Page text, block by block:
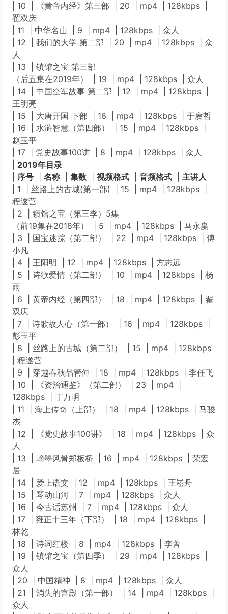
| 10 | 《黄帝内经》第三部 | 20 | mp4 | 128kbps |
翟双庆
| 11 | 中华名山 | 9 | mp4 | 128kbps | 众人
| 12 | 我们的大学 第二部 | 20 | mp4 | 128kbps | 众
人
| 13 | 镇馆之宝 第三部
（后五集在2019年） | 19 | mp4 | 128kbps | 众人
| 14 | 中国空军故事 第二部 | 12 | mp4 | 128kbps |
王明亮
| 15 | 大唐开国 下部 | 16 | mp4 | 128kbps | 于赓哲
| 16 | 水浒智慧（第四部） | 15 | mp4 | 128kbps |
赵玉平
| 17 | 党史故事100讲 | 8 | mp4 | 128kbps | 众人
2019年目录
序号 名称 集数 视频格式 音频格式
主讲人
| 1 | 丝路上的古城(第一部) | 15 | mp4 | 128kbps |
程遂营
| 2 | 镇馆之宝（第三季）5集
（前19集在2018年） | 5 | mp4 | 128kbps | 马永赢
| 3 | 国宝迷踪（第二部） | 22 | mp4 | 128kbps | 傅
小凡
| 4 | 王阳明 | 12 | mp4 | 128kbps | 方志远
| 5 | 诗歌爱情（第二部） | 10 | mp4 | 128kbps | 杨
雨
| 6 | 黄帝内经（第四部） | 18 | mp4 | 128kbps | 翟
双庆
| 7 | 诗歌故人心（第一部） | 16 | mp4 | 128kbps |
彭玉平
| 8 | 丝路上的古城（第二部） | 15 | mp4 | 128kbps
| 程遂营
| 9 | 穿越春秋品管仲 | 18 | mp4 | 128kbps | 李任飞
| 10 | 《资治通鉴》（第二部） | 23 | mp4 |
128kbps | 丁万明
| 11 | 海上传奇（上部） | 18 | mp4 | 128kbps | 马骏
杰
| 12 | 《党史故事100讲》 | 18 | mp4 | 128kbps | 众
人
| 13 | 翰墨风骨郑板桥 | 16 | mp4 | 128kbps | 荣宏
居
| 14 | 爱上语文 | 12 | mp4 | 128kbps | 王崧舟
| 15 | 琴动山河 | 7 | mp4 | 128kbps | 众人
| 16 | 今古话苏州 | 7 | mp4 | 128kbps | 众人
| 17 | 雍正十三年（下部） | 18 | mp4 | 128kbps |
林乾
| 18 | 诗词红楼 | 8 | mp4 | 128kbps | 李菁
| 19 | 镇馆之宝（第四季） | 29 | mp4 | 128kbps |
众人
| 20 | 中国精神 | 8 | mp4 | 128kbps | 众人
| 21 | 消失的宫殿（第一部） | 14 | mp4 | 128kbps |
众人